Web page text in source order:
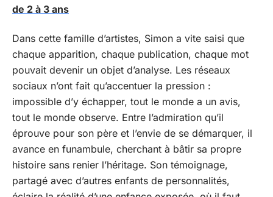
de 2 à 3 ans
Dans cette famille d’artistes, Simon a vite saisi que
chaque apparition, chaque publication, chaque mot
pouvait devenir un objet d’analyse. Les réseaux
sociaux n’ont fait qu’accentuer la pression :
impossible d’y échapper, tout le monde a un avis,
tout le monde observe. Entre l’admiration qu’il
éprouve pour son père et l’envie de se démarquer, il
avance en funambule, cherchant à bâtir sa propre
histoire sans renier l’héritage. Son témoignage,
partagé avec d’autres enfants de personnalités,